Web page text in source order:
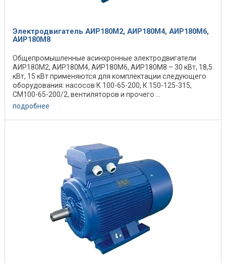
Электродвигатель АИР180М2, АИР180М4, АИР180М6,
АИР180М8
Общепромышленные асинхронные электродвигатели
АИР180М2, АИР180М4, АИР180М6, АИР180М8 – 30 кВт, 18,5
кВт, 15 кВт применяются для комплектации следующего
оборудования: насосов К 100-65-200, К 150-125-315,
СМ100-65-200/2, вентиляторов и прочего ...
подробнее